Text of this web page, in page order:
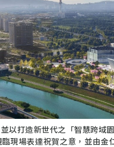
以打造新世代之「智慧跨域
現場表達祝賀之意，並由